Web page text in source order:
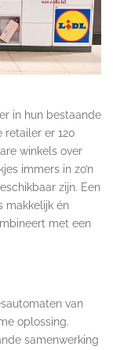
in hun bestaande
retailer er 120
winkels over
immers in zo’n
zijn. Een
makkelijk én
met een
van
oplossing.
samenwerking